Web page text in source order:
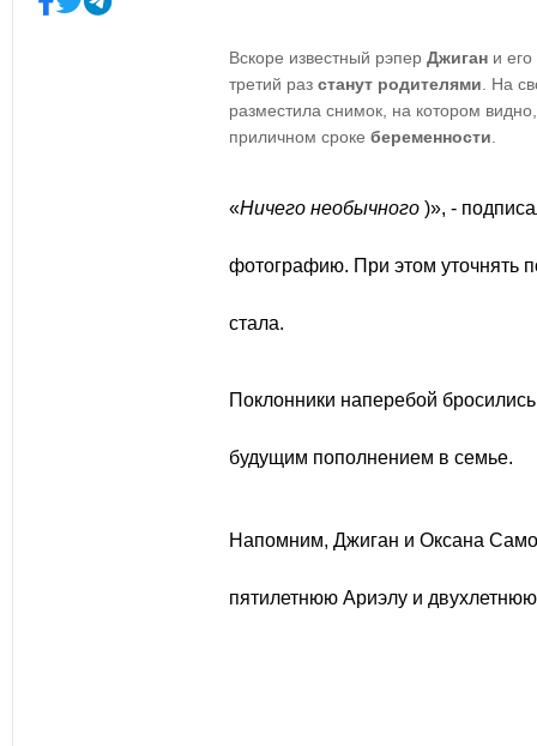
Вскоре известный рэпер Джиган и
третий раз станут родителями . На
разместила снимок, на котором
приличном сроке беременности
«Ничего необычного )», -
фотографию. При этом уточнять
стала.
Поклонники наперебой
будущим пополнением в семье.
Напомним, Джиган и Оксана
пятилетнюю Ариэлу и